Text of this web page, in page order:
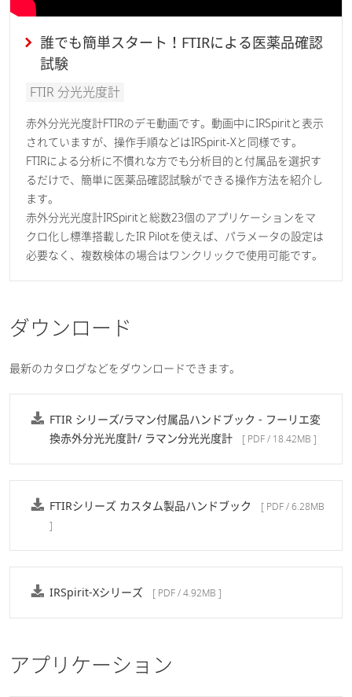
誰でも簡単スタート！FTIRによる医薬品確認
試験
FTIR 分光光度計
赤外分光光度計FTIRのデモ動画です。動画中にIRSpiritと表示
されていますが、操作手順などはIRSpirit-Xと同様です。
FTIRによる分析に不慣れな方でも分析目的と付属品を選択す
るだけで、簡単に医薬品確認試験ができる操作方法を紹介し
ます。
赤外分光光度計IRSpiritと総数23個のアプリケーションをマ
クロ化し標準搭載したIR Pilotを使えば、パラメータの設定は
必要なく、複数検体の場合はワンクリックで使用可能です。
ダウンロード
最新のカタログなどをダウンロードできます。
FTIR シリーズ/ラマン付属品ハンドブック - フーリエ変
換赤外分光光度計/ ラマン分光光度計
[ PDF / 18.42MB ]
FTIRシリーズ カスタム製品ハンドブック
[ PDF / 6.28MB
]
IRSpirit-Xシリーズ [ PDF / 4.92MB ]
アプリケーション